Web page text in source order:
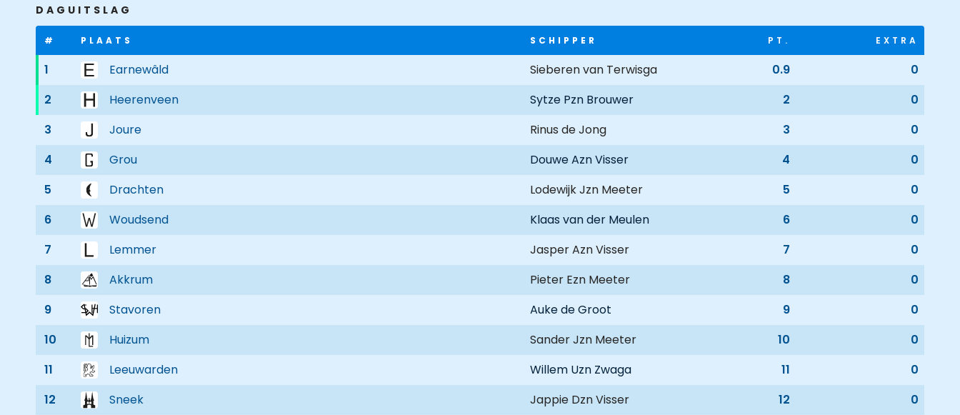
DAGUITSLAG
# PLAATS SCHIPPER PT. EXTRA
1 Earnewâld Sieberen van Terwisga 0.9
0
2
Heerenveen Sytze Pzn Brouwer 2
0
3
Joure Rinus de Jong 3
0
4
Grou Douwe Azn Visser 4
0
5
Drachten Lodewijk Jzn Meeter 5
0
6
Woudsend Klaas van der Meulen 6
0
7
Lemmer Jasper Azn Visser 7
0
8
Akkrum Pieter Ezn Meeter 8
0
9
Stavoren Auke de Groot 9
0
10
Huizum Sander Jzn Meeter 10
0
11
Leeuwarden Willem Uzn Zwaga 11
0
12
Sneek Jappie Dzn Visser 12
0